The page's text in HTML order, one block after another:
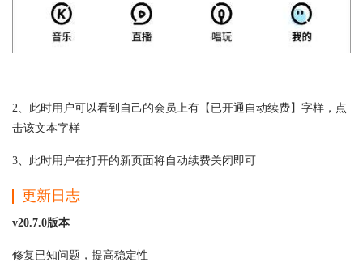
2、此时用户可以看到自己的会员上有【已开通自动续费】字样，点
击该文本字样
3、此时用户在打开的新页面将自动续费关闭即可
更新日志
v20.7.0版本
修复已知问题，提高稳定性